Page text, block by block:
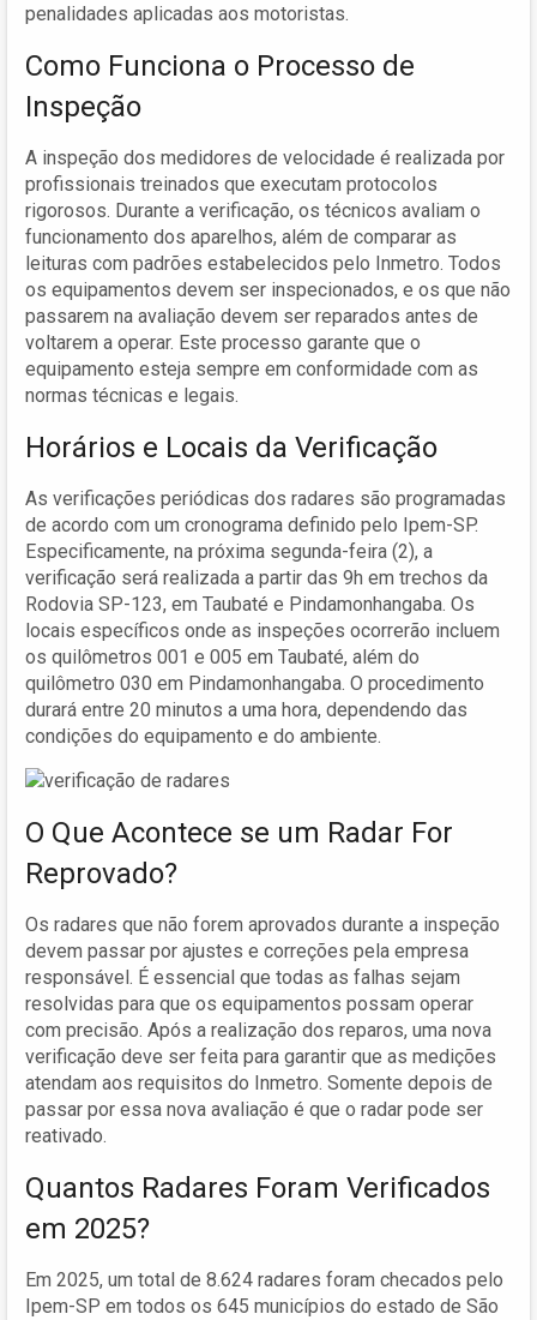
penalidades aplicadas aos motoristas.
Como Funciona o Processo de
Inspeção
A inspeção dos medidores de velocidade é realizada por
profissionais treinados que executam protocolos
rigorosos. Durante a verificação, os técnicos avaliam o
funcionamento dos aparelhos, além de comparar as
leituras com padrões estabelecidos pelo Inmetro. Todos
os equipamentos devem ser inspecionados, e os que não
passarem na avaliação devem ser reparados antes de
voltarem a operar. Este processo garante que o
equipamento esteja sempre em conformidade com as
normas técnicas e legais.
Horários e Locais da Verificação
As verificações periódicas dos radares são programadas
de acordo com um cronograma definido pelo Ipem-SP.
Especificamente, na próxima segunda-feira (2), a
verificação será realizada a partir das 9h em trechos da
Rodovia SP-123, em Taubaté e Pindamonhangaba. Os
locais específicos onde as inspeções ocorrerão incluem
os quilômetros 001 e 005 em Taubaté, além do
quilômetro 030 em Pindamonhangaba. O procedimento
durará entre 20 minutos a uma hora, dependendo das
condições do equipamento e do ambiente.
O Que Acontece se um Radar For
Reprovado?
Os radares que não forem aprovados durante a inspeção
devem passar por ajustes e correções pela empresa
responsável. É essencial que todas as falhas sejam
resolvidas para que os equipamentos possam operar
com precisão. Após a realização dos reparos, uma nova
verificação deve ser feita para garantir que as medições
atendam aos requisitos do Inmetro. Somente depois de
passar por essa nova avaliação é que o radar pode ser
reativado.
Quantos Radares Foram Verificados
em 2025?
Em 2025, um total de 8.624 radares foram checados pelo
Ipem-SP em todos os 645 municípios do estado de São